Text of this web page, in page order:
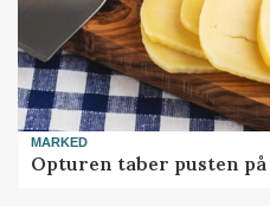
MARKED
Opturen taber pusten